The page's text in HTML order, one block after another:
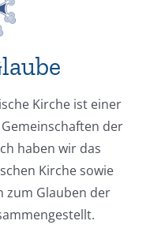
Kirche ist einer
der
haben wir das
Kirche sowie
zum Glauben der